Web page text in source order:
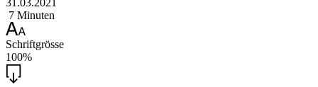
31.03.2021
7 Minuten
Schriftgrösse
100%